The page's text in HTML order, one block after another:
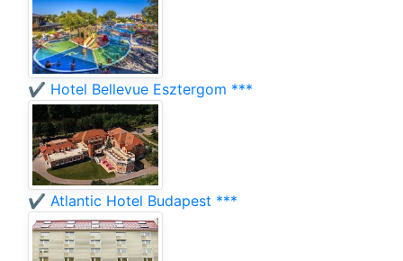
✔️ Hotel Bellevue Esztergom ***
✔️ Atlantic Hotel Budapest ***